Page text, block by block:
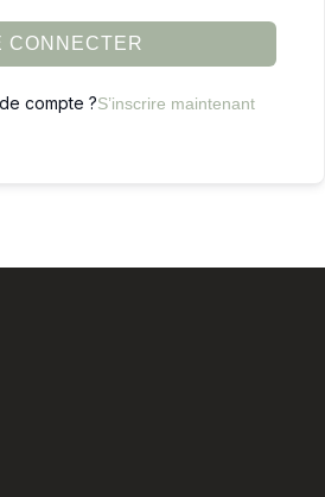
CONNECTER
compte ?S’inscrire maintenant